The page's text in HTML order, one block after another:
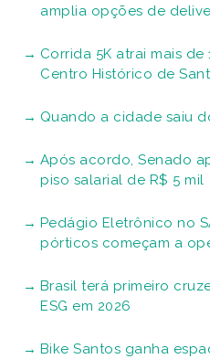
amplia opções de
Corrida 5K atrai mais
Centro Histórico de
Quando a cidade saiu
Após acordo, Senado
piso salarial de R$ 5 mil
Pedágio Eletrônico no
pórticos começam a
Brasil terá primeiro
ESG em 2026
Bike Santos ganha